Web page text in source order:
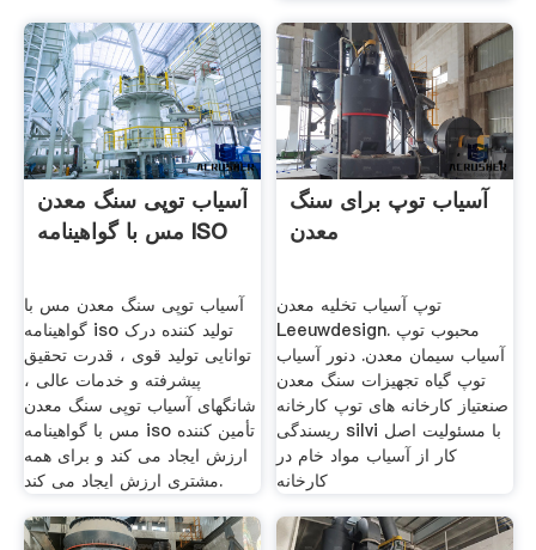
آسیاب توپی سنگ معدن
مس با گواهینامه ISO
آسیاب توپی سنگ معدن مس با
گواهینامه iso تولید کننده درک
توانایی تولید قوی ، قدرت تحقیق
پیشرفته و خدمات عالی ،
شانگهای آسیاب توپی سنگ معدن
مس با گواهینامه iso تأمین کننده
ارزش ایجاد می کند و برای همه
مشتری ارزش ایجاد می کند.
آسیاب توپ برای سنگ
معدن
توپ آسیاب تخلیه معدن
Leeuwdesign. محبوب توپ
آسیاب سیمان معدن. دنور آسیاب
توپ گیاه تجهیزات سنگ معدن
صنعتیاز کارخانه های توپ کارخانه
ریسندگی silvi با مسئولیت اصل
کار از آسیاب مواد خام در
کارخانه